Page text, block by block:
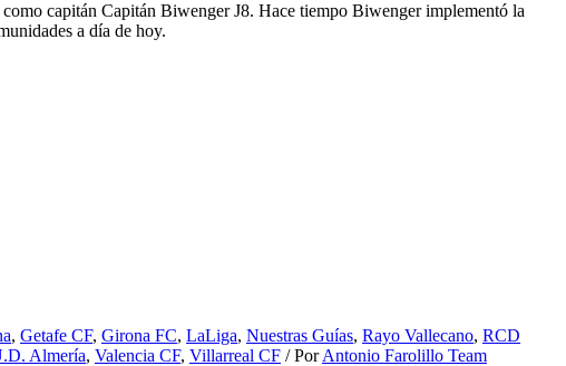
capitán Capitán Biwenger J8. Hace tiempo Biwenger implementó la
a día de hoy.
, Getafe CF, Girona FC, LaLiga, Nuestras Guías, Rayo Vallecano, RCD
Almería, Valencia CF, Villarreal CF / PorAntonio Farolillo Team